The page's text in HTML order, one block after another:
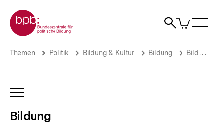
zum
Seiteninhalt
springen
Zur Startseite der bpb
Suche
Artikel
im
Schule:
Bildung
bpb.de
Brotkrümelnavigation
Pfadnavigation
Themen Politik Bildung & Kultur Bildung Bildung
INHALTSNAVIGATION
Bildung